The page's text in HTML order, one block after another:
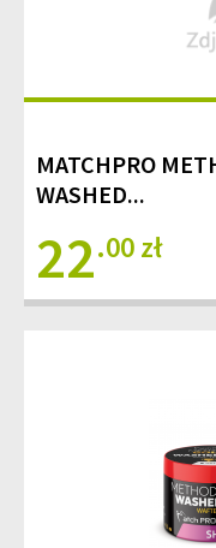
MATCHPRO
WASHED...
22.00 zł